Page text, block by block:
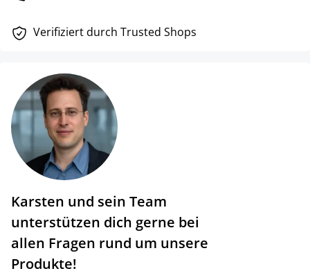
Verifiziert durch Trusted Shops
Karsten und sein Team
unterstützen dich gerne bei
allen Fragen rund um unsere
Produkte!